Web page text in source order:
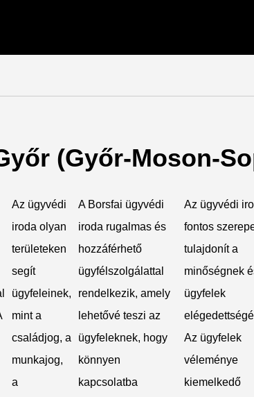
(Győr-Moson-
Az ügyvédi
iroda olyan
területeken
segít
ügyfeleinek,
mint a
családjog, a
munkajog,
a
A Borsfai ügyvédi
iroda rugalmas és
hozzáférhető
ügyfélszolgálattal
rendelkezik, amely
lehetővé teszi az
ügyfeleknek, hogy
könnyen
kapcsolatba
Az ügyvédi
fontos
tulajdonít a
minőségnek
ügyfelek
Az ügyfelek
véleménye
kiemelkedő